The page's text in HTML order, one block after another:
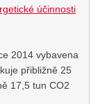
účinnosti
2014 vybavena
přibližně 25
17,5 tun CO2